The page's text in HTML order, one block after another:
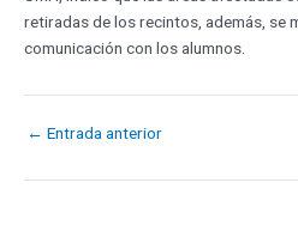
retiradas de los recintos, además, se
comunicación con los alumnos.
← Entrada anterior